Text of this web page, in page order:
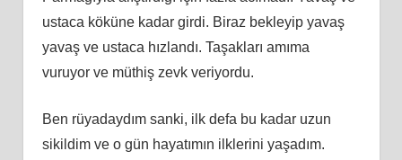
ustaca köküne kadar girdi. Biraz bekleyip yavaş
yavaş ve ustaca hızlandı. Taşakları amıma
vuruyor ve müthiş zevk veriyordu.
Ben rüyadaydım sanki, ilk defa bu kadar uzun
sikildim ve o gün hayatımın ilklerini yaşadım.